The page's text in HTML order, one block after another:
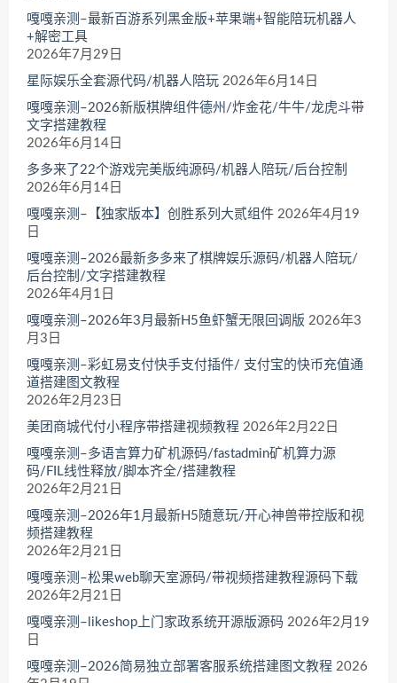
嘎嘎亲测–最新百游系列黑金版+苹果端+智能陪玩机器人
+解密工具
2026年7月29日
星际娱乐全套源代码/机器人陪玩 2026年6月14日
嘎嘎亲测–2026新版棋牌组件德州/炸金花/牛牛/龙虎斗带
文字搭建教程
2026年6月14日
多多来了22个游戏完美版纯源码/机器人陪玩/后台控制
2026年6月14日
嘎嘎亲测–【独家版本】创胜系列大贰组件 2026年4月19
日
嘎嘎亲测–2026最新多多来了棋牌娱乐源码/机器人陪玩/
后台控制/文字搭建教程
2026年4月1日
嘎嘎亲测–2026年3月最新H5鱼虾蟹无限回调版 2026年3
月3日
嘎嘎亲测–彩虹易支付快手支付插件/ 支付宝的快币充值通
道搭建图文教程
2026年2月23日
美团商城代付小程序带搭建视频教程 2026年2月22日
嘎嘎亲测–多语言算力矿机源码/fastadmin矿机算力源
码/FIL线性释放/脚本齐全/搭建教程
2026年2月21日
嘎嘎亲测–2026年1月最新H5随意玩/开心神兽带控版和视
频搭建教程
2026年2月21日
嘎嘎亲测–松果web聊天室源码/带视频搭建教程源码下载
2026年2月21日
嘎嘎亲测–likeshop上门家政系统开源版源码 2026年2月19
日
嘎嘎亲测–2026简易独立部署客服系统搭建图文教程 2026